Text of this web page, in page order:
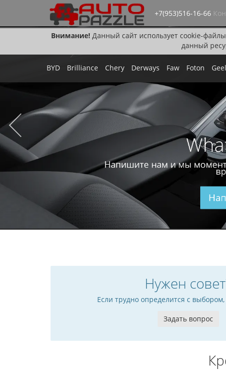
Внимание!Данный сайт использует cookie-
данный
+7(953)516-16-66
BYD Brilliance Chery Derways Faw Foton
Напишите нам и мы
Нужен
Если трудно определится с
Задать вопрос